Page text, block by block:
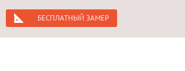
БЕСПЛАТНЫЙ ЗАМЕР